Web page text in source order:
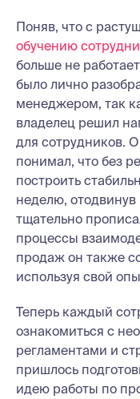
Поняв, что с
обучению
больше не
было лично
менеджером, так
владелец решил
для сотрудников.
понимал, что без
построить
неделю, отодвинув
тщательно
процессы
продаж он также
используя свой
Теперь каждый
ознакомиться с
регламентами и
пришлось
идею работы по